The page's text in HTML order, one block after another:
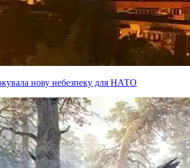
нову небезпеку для НАТО